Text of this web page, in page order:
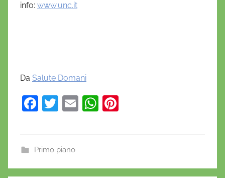
info: www.unc.it
Da Salute Domani
F
e
b
T
er
E
W
A st
Primo piano